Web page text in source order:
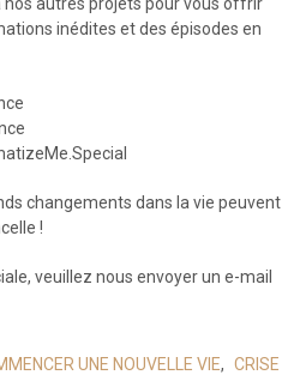
inédites et des épisodes en
changements dans la vie peuvent
!
veuillez nous envoyer un e-mail
UNE NOUVELLE VIE, CRISE